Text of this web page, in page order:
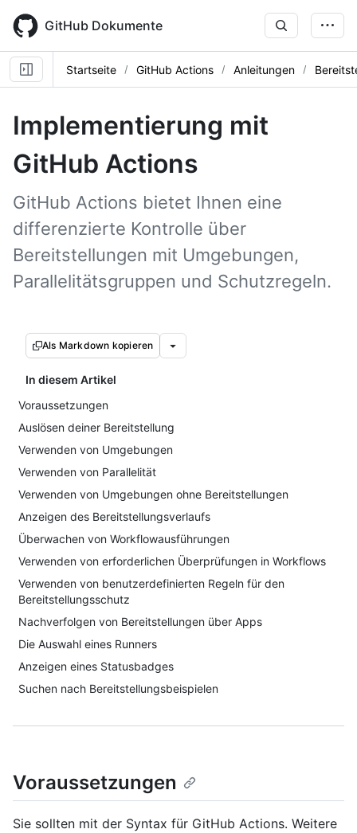
main
content
GitHub Dokumente
Startseite GitHub Actions Anleitungen
Implementierung mit
GitHub Actions
GitHub Actions bietet Ihnen eine
differenzierte Kontrolle über
Bereitstellungen mit Umgebungen,
Parallelitätsgruppen und Schutzregeln.
Als Markdown kopieren
In diesem Artikel
Voraussetzungen
Auslösen deiner Bereitstellung
Verwenden von Umgebungen
Verwenden von Parallelität
Verwenden von Umgebungen ohne Bereitstellungen
Anzeigen des Bereitstellungsverlaufs
Überwachen von Workflowausführungen
Verwenden von erforderlichen Überprüfungen in Workflows
Verwenden von benutzerdefinierten Regeln für den
Bereitstellungsschutz
Nachverfolgen von Bereitstellungen über Apps
Die Auswahl eines Runners
Anzeigen eines Statusbadges
Suchen nach Bereitstellungsbeispielen
Voraussetzungen
Sie sollten mit der Syntax für GitHub Actions. Weitere